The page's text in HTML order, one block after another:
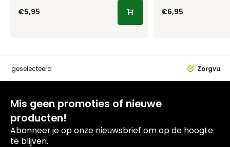
€5,95 €6,95
geselecteerd
Mis geen promoties of nieuwe
producten!
Abonneer je op onze nieuwsbrief om op de hoogte
te blijven.